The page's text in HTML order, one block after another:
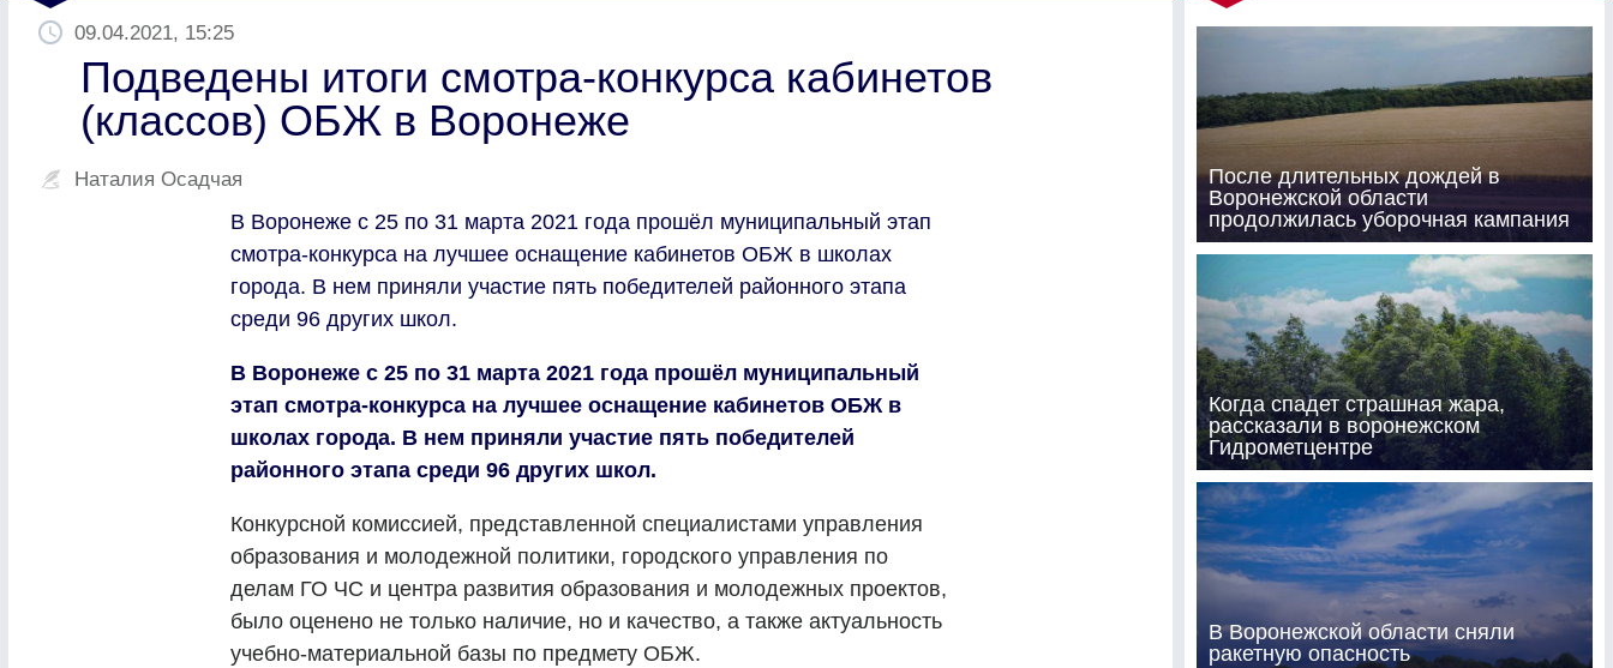
09.04.2021, 15:25
Подведены итоги смотра-конкурса кабинетов
(классов) ОБЖ в Воронеже
Наталия Осадчая
В Воронеже с 25 по 31 марта 2021 года прошёл муниципальный этап
смотра-конкурса на лучшее оснащение кабинетов ОБЖ в школах
города. В нем приняли участие пять победителей районного этапа
среди 96 других школ.
В Воронеже с 25 по 31 марта 2021 года прошёл муниципальный
этап смотра-конкурса на лучшее оснащение кабинетов ОБЖ в
школах города. В нем приняли участие пять победителей
районного этапа среди 96 других школ.
Конкурсной комиссией, представленной специалистами управления
образования и молодежной политики, городского управления по
делам ГО ЧС и центра развития образования и молодежных проектов,
было оценено не только наличие, но и качество, а также актуальность
учебно-материальной базы по предмету ОБЖ.
После длительных дождей в
Воронежской области
продолжилась уборочная кампания
Когда спадет страшная жара,
рассказали в воронежском
Гидрометцентре
В Воронежской области сняли
ракетную опасность